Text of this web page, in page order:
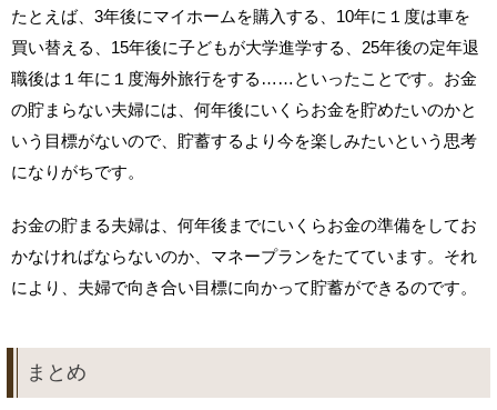
たとえば、3年後にマイホームを購入する、10年に１度は車を
買い替える、15年後に子どもが大学進学する、25年後の定年退
職後は１年に１度海外旅行をする……といったことです。お金
の貯まらない夫婦には、何年後にいくらお金を貯めたいのかと
いう目標がないので、貯蓄するより今を楽しみたいという思考
になりがちです。
お金の貯まる夫婦は、何年後までにいくらお金の準備をしてお
かなければならないのか、マネープランをたてています。それ
により、夫婦で向き合い目標に向かって貯蓄ができるのです。
まとめ